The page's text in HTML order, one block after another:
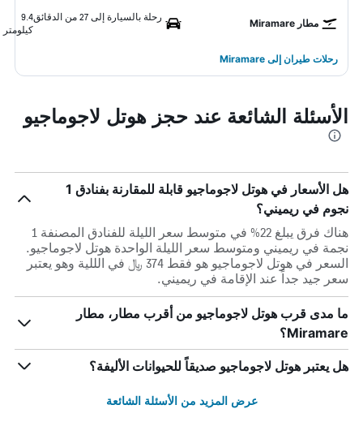
مطار Miramare
رحلة بالسيارة إلى 27 من الدقائق
9.4
كيلومتر
رحلات طيران إلى Miramare
الأسئلة الشائعة عند حجز هوتل لاجوماجيو
هل الأسعار في هوتل لاجوماجيو قابلة للمقارنة بفنادق 1
نجوم في ريميني؟
هناك فرق يبلغ 22% في متوسط ​​سعر الليلة للفنادق المصنفة 1
نجمة في ريميني ومتوسط ​​سعر الليلة الواحدة هوتل لاجوماجيو.
السعر في هوتل لاجوماجيو هو فقط 374 ﷼ في الللية وهو يعتبر
سعر جيد جداً عند الإقامة في ريميني.
ما مدى قرب هوتل لاجوماجيو من أقرب مطار، مطار
Miramare؟
هل يعتبر هوتل لاجوماجيو صديقاً للحيوانات الأليفة؟
عرض المزيد من الأسئلة الشائعة